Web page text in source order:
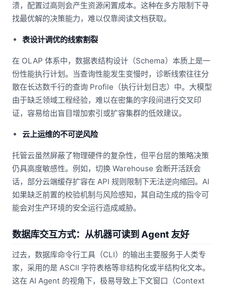
溃，配置过高则会产生资源闲置成本。这种在多方限制下寻
找最优解的决策能力，难以仅靠阅读文档获取。
表设计调优的线索割裂
在 OLAP 体系中，数据表结构设计（Schema）本质上是一
份性能执行计划。当查询性能发生变慢时，诊断线索往往分
散在长达数千行的查询 Profile（执行计划日志）中。大模型
由于缺乏领域工程经验，难以在密集的字段间进行交叉印
证，容易给出盲目增加索引或扩容集群的低效建议。
云上运维的不可逆风险
托管云虽然屏蔽了物理硬件的复杂性，但平台层的策略决策
仍具高度敏感性。例如，切换 Warehouse 会断开活跃会
话，部分云端缓存扩容在 API 规则限制下无法逆向缩回。AI
如果缺乏前置的校验机制与风险感知，其自动生成的指令可
能会对生产环境的安全运行造成威胁。
数据库交互方式：从机器可读到 Agent 友好
过去，数据库命令行工具（CLI）的输出主要服务于人类专
家，采用的是 ASCII 字符表格等非结构化或半结构化文本。
这在 AI Agent 的视角下，极易导致上下文窗口（Context